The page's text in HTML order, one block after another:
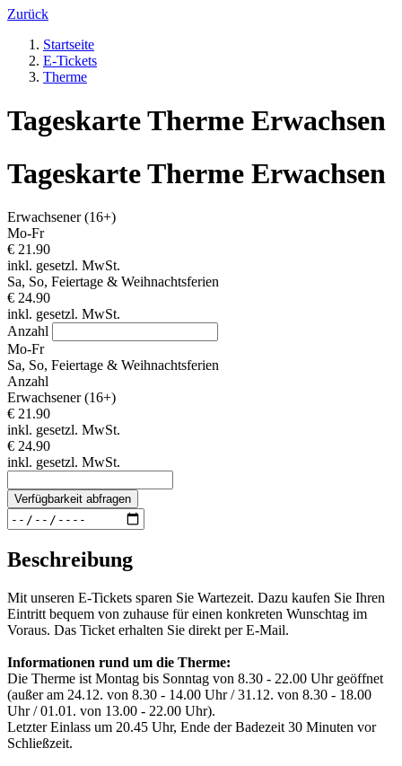
Zurück
Startseite
E-Tickets
Therme
Tageskarte Therme Erwachsen
Tageskarte Therme Erwachsen
Erwachsener (16+)
Mo-Fr
€ 21.90
inkl. gesetzl. MwSt.
Sa, So, Feiertage & Weihnachtsferien
€ 24.90
inkl. gesetzl. MwSt.
Anzahl
Mo-Fr
Sa, So, Feiertage & Weihnachtsferien
Anzahl
Erwachsener (16+)
€ 21.90
inkl. gesetzl. MwSt.
€ 24.90
inkl. gesetzl. MwSt.
Verfügbarkeit abfragen
Beschreibung
Mit unseren E-Tickets sparen Sie Wartezeit. Dazu kaufen Sie Ihren
Eintritt bequem von zuhause für einen konkreten Wunschtag im
Voraus. Das Ticket erhalten Sie direkt per E-Mail.
Informationen rund um die Therme:
Die Therme ist Montag bis Sonntag von 8.30 - 22.00 Uhr geöffnet
(außer am 24.12. von 8.30 - 14.00 Uhr / 31.12. von 8.30 - 18.00
Uhr / 01.01. von 13.00 - 22.00 Uhr).
Letzter Einlass um 20.45 Uhr, Ende der Badezeit 30 Minuten vor
Schließzeit.